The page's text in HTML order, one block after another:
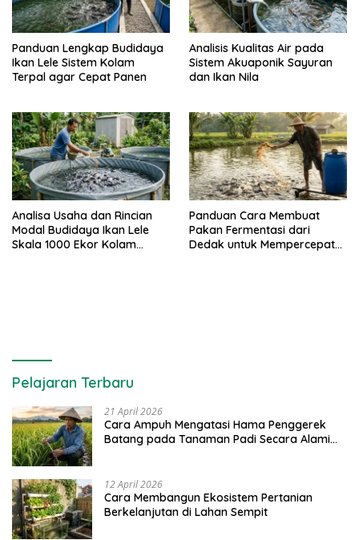
Panduan Lengkap Budidaya
Ikan Lele Sistem Kolam
Terpal agar Cepat Panen
Analisis Kualitas Air pada
Sistem Akuaponik Sayuran
dan Ikan Nila
Analisa Usaha dan Rincian
Modal Budidaya Ikan Lele
Skala 1000 Ekor Kolam
Panduan Cara Membuat
Pakan Fermentasi dari
Dedak untuk Mempercepat
Pelajaran Terbaru
21 April 2026
Cara Ampuh Mengatasi Hama Penggerek
Batang pada Tanaman Padi Secara Alami
12 April 2026
Cara Membangun Ekosistem Pertanian
Berkelanjutan di Lahan Sempit